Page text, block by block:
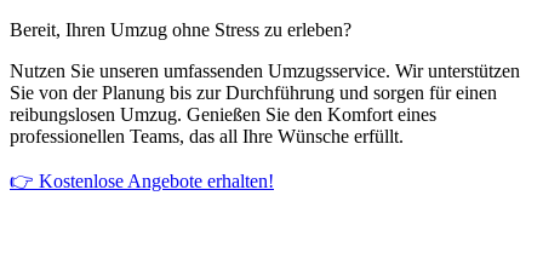
Bereit, Ihren Umzug ohne Stress zu erleben?
Nutzen Sie unseren umfassenden Umzugsservice. Wir unterstützen
Sie von der Planung bis zur Durchführung und sorgen für einen
reibungslosen Umzug. Genießen Sie den Komfort eines
professionellen Teams, das all Ihre Wünsche erfüllt.
👉 Kostenlose Angebote erhalten!